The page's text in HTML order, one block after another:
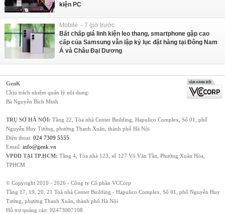
kiện PC
Mobile - 7 giờ trước
Bất chấp giá linh kiện leo thang, smartphone gập cao
cấp của Samsung vẫn lập kỷ lục đặt hàng tại Đông Nam
Á và Châu Đại Dương
GenK
Chịu trách nhiệm quản lý nội dung:
Bà Nguyễn Bích Minh
TRỤ SỞ HÀ NỘI: Tầng 22, Tòa nhà Center Building, Hapulico Complex, Số 01, phố
Nguyễn Huy Tưởng, phường Thanh Xuân, thành phố Hà Nội
Điện thoại: 024 7309 5555
Email: info@genk.vn
VPĐD TẠI TP.HCM: Tầng 4, Tòa nhà 123, số 127 Võ Văn Tần, Phường Xuân Hòa,
TPHCM
© Copyright 2010 - 2026 - Công ty Cổ phần VCCorp
Tầng 17, 19, 20, 21 Toà nhà Center Building - Hapulico Complex, Số 01, phố Nguyễn Huy
Tưởng, phường Thanh Xuân, thành phố Hà Nội
Hỗ trợ quảng cáo: 02473007108